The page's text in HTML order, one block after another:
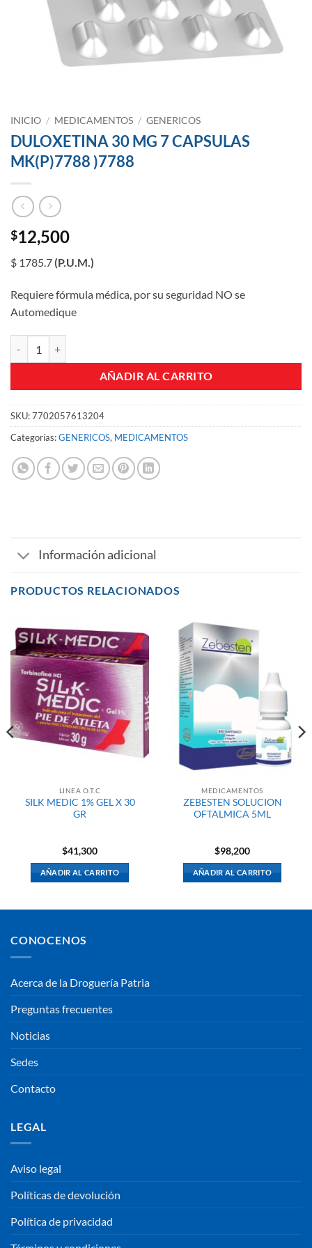
INICIO / MEDICAMENTOS / GENERICOS
DULOXETINA 30 MG 7 CAPSULAS
MK(P)7788 )7788
$12,500
$ 1785.7(P.U.M.)
Requiere fórmula médica, por su seguridad NO se
Automedique
AÑADIR AL CARRITO
SKU:7702057613204
Categorías:GENERICOS, MEDICAMENTOS
Información adicional
PRODUCTOS RELACIONADOS
LINEA O.T.C
SILK MEDIC 1% GEL X 30
GR
$41,300
AÑADIR AL CARRITO
MEDICAMENTOS
ZEBESTEN SOLUCION
OFTALMICA 5ML
$98,200
AÑADIR AL CARRITO
CONOCENOS
Acerca de la Droguería Patria
Preguntas frecuentes
Noticias
Sedes
Contacto
LEGAL
Aviso legal
Políticas de devolución
Política de privacidad